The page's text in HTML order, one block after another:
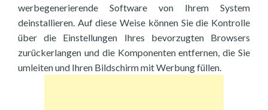
werbegenerierende Software von Ihrem System
deinstallieren. Auf diese Weise können Sie die Kontrolle
über die Einstellungen Ihres bevorzugten Browsers
zurückerlangen und die Komponenten entfernen, die Sie
umleiten und Ihren Bildschirm mit Werbung füllen.